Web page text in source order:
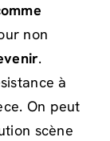
non
.
à
On peut
scène